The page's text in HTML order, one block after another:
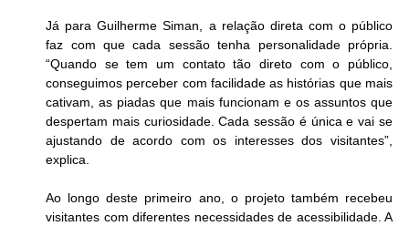
Já para Guilherme Siman, a relação direta com o público
faz com que cada sessão tenha personalidade própria.
“Quando se tem um contato tão direto com o público,
conseguimos perceber com facilidade as histórias que mais
cativam, as piadas que mais funcionam e os assuntos que
despertam mais curiosidade. Cada sessão é única e vai se
ajustando de acordo com os interesses dos visitantes”,
explica.
Ao longo deste primeiro ano, o projeto também recebeu
visitantes com diferentes necessidades de acessibilidade. A